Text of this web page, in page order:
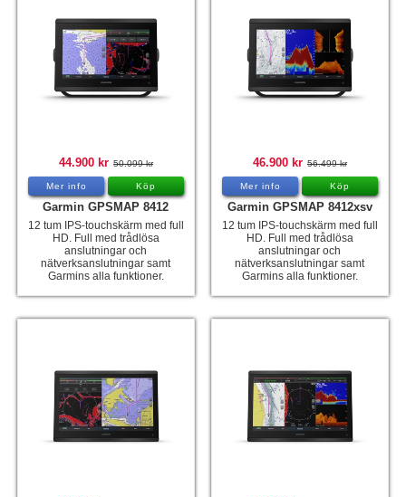
44.900 kr 50.099 kr
Mer info Köp
Garmin GPSMAP 8412
12 tum IPS-touchskärm med full
HD. Full med trådlösa
anslutningar och
nätverksanslutningar samt
Garmins alla funktioner.
46.900 kr 56.499 kr
Mer info Köp
Garmin GPSMAP 8412xsv
12 tum IPS-touchskärm med full
HD. Full med trådlösa
anslutningar och
nätverksanslutningar samt
Garmins alla funktioner.